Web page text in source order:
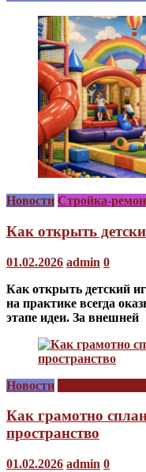
Новости Стройка-
Как открыть
01.02.2026 admin 0
Как открыть детский
на практике всегда
этапе идеи. За внешней
Новости
Как грамотно
пространство
01.02.2026 admin 0